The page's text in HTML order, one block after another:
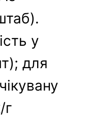
у
для
г